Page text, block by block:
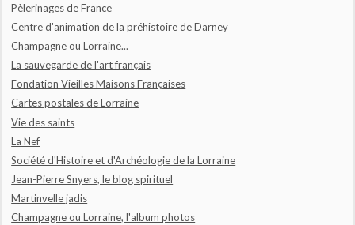
Pèlerinages de France
Centre d'animation de la préhistoire de Darney
Champagne ou Lorraine...
La sauvegarde de l'art français
Fondation Vieilles Maisons Françaises
Cartes postales de Lorraine
Vie des saints
La Nef
Société d'Histoire et d'Archéologie de la Lorraine
Jean-Pierre Snyers, le blog spirituel
Martinvelle jadis
Champagne ou Lorraine, l'album photos